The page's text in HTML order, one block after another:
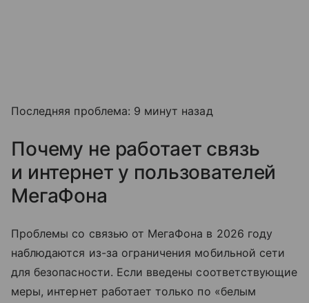
Последняя проблема: 9 минут назад
Почему не работает связь
и интернет у пользователей
МегаФона
Проблемы со связью от МегаФона в 2026 году
наблюдаются из-за ограничения мобильной сети
для безопасности. Если введены соответствующие
меры, интернет работает только по «белым